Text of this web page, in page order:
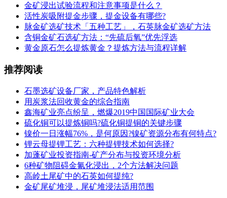
金矿浸出试验流程和注意事项是什么？
活性炭吸附提金步骤，提金设备有哪些?
脉金矿选矿技术「五种工艺」，石英脉金矿选矿方法
含铜金矿石选矿方法：“先硫后氧”优先浮选
黄金原石怎么提炼黄金？提炼方法与流程详解
推荐阅读
石墨选矿设备厂家，产品特色解析
用炭浆法回收黄金的综合指南
鑫海矿业亮点纷呈，燃爆2019中国国际矿业大会
硫化铜可以提炼铜吗?硫化铜提铜的关键步骤
镍价一日涨幅76%，是何原因?镍矿资源分布有何特点?
锂云母提锂工艺：六种提锂技术如何选择?
加蓬矿业投资指南-矿产分布与投资环境分析
6种矿物阻碍金氰化浸出，2个方法解决问题
高岭土尾矿中的石英如何提纯?
金矿尾矿堆浸，尾矿堆浸法适用范围